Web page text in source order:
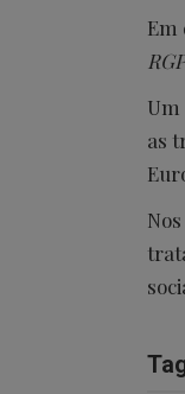
Em
Um
as